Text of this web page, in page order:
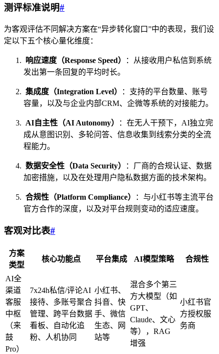
测评标准说明#
为客观评估不同解决方案在“异步转化窗口”中的表现，我们设
定以下五个核心量化维度：
响应速度（Response Speed）
：从接收用户私信到系统
发出第一条回复的平均时长。
集成度（Integration Level）
：支持的平台数量、账号
容量，以及与企业内部CRM、企微等系统的对接能力。
AI自主性（AI Autonomy）
：在无人干预下，AI独立完
成从意图识别、多轮问答、信息收集到线索分类的全流
程能力。
数据安全性（Data Security）
：厂商的合规认证、数据
加密措施，以及在处理用户隐私数据方面的技术架构。
合规性（Platform Compliance）
：与小红书等主流平台
官方合作的深度，以及对平台规则变动的适应速度。
客观对比表#
方案
类型
核心功能点 平台集成 AI模型策略 合规性
AI全
渠道
客服
中枢
（来
鼓
Pro）
7x24h私信/评论AI
接待、多账号聚合
管理、跨平台数据
看板、自动化追
粉、人机协同
小红书、
抖音、快
手、微信
生态、网
站等
混合多个第三
方大模型（如
GPT、
Claude、文心
等），RAG
增强
小红书官
方授权服
务商